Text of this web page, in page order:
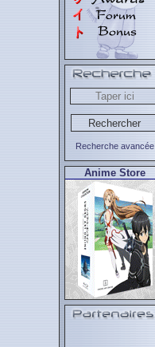
Recherche avancée
Anime Store